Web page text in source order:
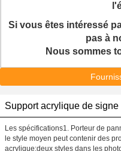
Si vous êtes intéressé
pas à
Nous sommes
Support acrylique de signe
Les spécifications1. Porteur de
le style moyen peut contenir des
acrylique:deux styles dans les